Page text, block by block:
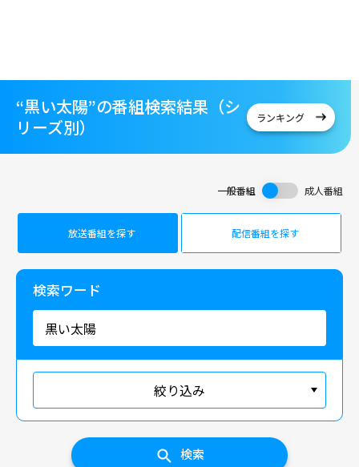
“黒い太陽”の番組検索結果（シ
リーズ別）
ランキング
一般番組 成人番組
放送番組を探す 配信番組を探す
検索ワード
絞り込み
検索